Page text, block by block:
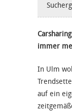
immer
In Ulm
auf ein